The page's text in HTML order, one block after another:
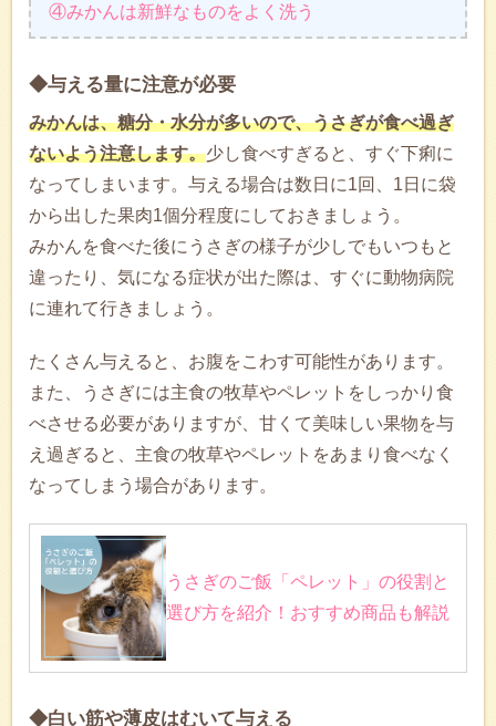
④みかんは新鮮なものをよく洗う
◆与える量に注意が必要
みかんは、糖分・水分が多いので、うさぎが食べ過ぎ
ないよう注意します。少し食べすぎると、すぐ下痢に
なってしまいます。与える場合は数日に1回、1日に袋
から出した果肉1個分程度にしておきましょう。
みかんを食べた後にうさぎの様子が少しでもいつもと
違ったり、気になる症状が出た際は、すぐに動物病院
に連れて行きましょう。
たくさん与えると、お腹をこわす可能性があります。
また、うさぎには主食の牧草やペレットをしっかり食
べさせる必要がありますが、甘くて美味しい果物を与
え過ぎると、主食の牧草やペレットをあまり食べなく
なってしまう場合があります。
うさぎのご飯「ペレット」の役割と
選び方を紹介！おすすめ商品も解説
◆白い筋や薄皮はむいて与える